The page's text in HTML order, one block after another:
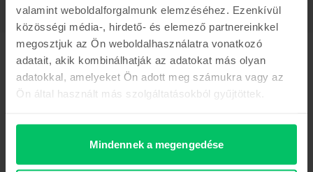
valamint weboldalforgalmunk elemzéséhez. Ezenkívül
közösségi média-, hirdető- és elemező partnereinkkel
megosztjuk az Ön weboldalhasználatra vonatkozó
adatait, akik kombinálhatják az adatokat más olyan
adatokkal, amelyeket Ön adott meg számukra vagy az
Ön által használt más szolgáltatásokból gyűjtöttek.
Mindennek a megengedése
Gyártói információk
A felelős személy elérhetőségei
Termékbiztonsági információk
Információk a termékre vonatkozó biztonsági figyelmeztetésekről.
Olvasd el a kézikönyvet.
Márka
Samsung
Modell
Galaxy A23
Szín
RAM memória